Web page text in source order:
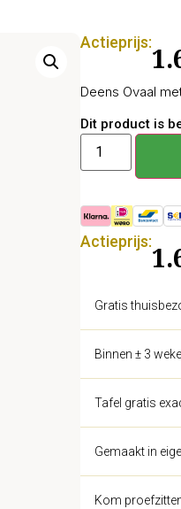
Actieprijs:
Deens Ovaal
Dit product is
Actieprijs:
Gratis
Binnen ± 3
Tafel gratis
Gemaakt in
Kom